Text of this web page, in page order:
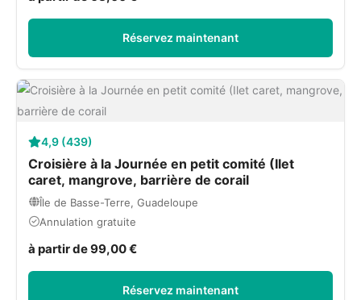
Réservez maintenant
4,9 (439)
Croisière à la Journée en petit comité (Ilet
caret, mangrove, barrière de corail
Île de Basse-Terre, Guadeloupe
Annulation gratuite
à partir de 99,00 €
Réservez maintenant